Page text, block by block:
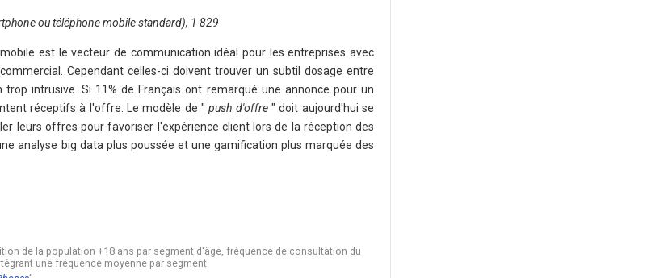
ou téléphone mobile standard), 1 829
est le vecteur de communication idéal pour les entreprises avec
Cependant celles-ci doivent trouver un subtil dosage entre
intrusive. Si 11% de Français ont remarqué une annonce pour un
réceptifs à l'offre. Le modèle de " push d'offre" doit aujourd'hui se
leurs offres pour favoriser l'expérience client lors de la réception des
analyse big data plus poussée et une gamification plus marquée des
de la population +18 ans par segment d'âge, fréquence de consultation du
une fréquence moyenne par segment